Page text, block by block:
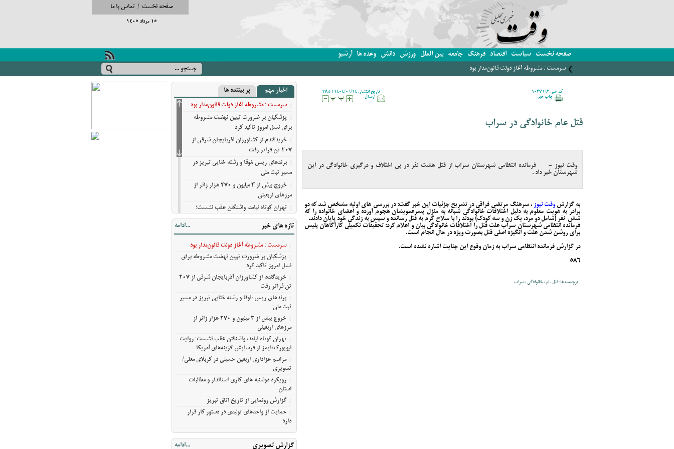
صفحه نخست / تماس با ما
15 مرداد 1405
صفحه نخست سیاست اقتصاد فرهنگ جامعه بین الملل ورزش دانش وعده ها آرشیو
سرمست : مشروطه آغاز دولت قانون‌مدار بود
کد خبر: 1037662
تاریخ انتشار: 1404/06/14 17:56
چاپ خبر
ارسال
قتل عام خانوادگی در سراب
وقت نیوز - فرمانده انتظامی شهرستان سراب از قتل هشت نفر در پی اختلاف و درگیری خانوادگی در این
شهرستان خبر داد .
به گزارشوقت نیوز ، سرهنگ مرتضی فراقی در تشریح جزئیات این خبر گفت: در بررسی های اولیه مشخص شد که دو
برادر به هویت معلوم به دلیل اختلافات خانوادگی شبانه به منزل پسرعمویشان هجوم آورده و اعضای خانواده را که
شش نفر (شامل دو مرد، یک زن و سه کودک) بودند را با سلاح گرم به قتل رسانده و سپس به زندگی خود پایان دادند.
فرمانده انتظامی شهرستان سراب علت قتل را اختلافات خانوادگی بیان و اعلام کرد: تحقیقات تکمیلی کارآگاهان پلیس
برای روشن شدن علت و انگیزه اصلی قتل بصورت ویژه در حال انجام است.
در گزارش فرمانده انتظامی سراب به زمان وقوع این جنایت اشاره نشده است.
586
برچسب ها: قتل ، ام ، خانوادگی ، سراب
اخبار مهم پر بیننده ها
سرمست : مشروطه آغاز دولت قانون‌مدار بود
پزشکیان بر ضرورت تبیین نهضت مشروطه
برای نسل امروز تاکید کرد
خریدگندم از کشاورزان آذربایجان شرقی از
207 تن فراتر رفت
برندهای ریس ،‌نوقا و رشته ختایی تبریز در
مسیر ثبت ملی
خروج بیش از ۳ میلیون و ۲۷۰ هزار زائر از
مرزهای اربعینی
تهران کوتاه نیامد، واشنگتن عقب نشست؛
روایت نیویورک‌تایمز از فرسایش گزینه‌های
آمریکا
مراسم عزاداری اربعین حسینی در کربلای
معلی/تصویری
رویکرد دوشنبه های کاری استاندار و مطالبات
گزارش رونمایی از تاریخ اتاق تبریز
حمایت از واحدهای تولیدی در دستور کار قرار
دارد
تازه های خبر ...ادامه
سرمست : مشروطه آغاز دولت قانون‌مدار بود
پزشکیان بر ضرورت تبیین نهضت مشروطه برای
نسل امروز تاکید کرد
خریدگندم از کشاورزان آذربایجان شرقی از 207
تن فراتر رفت
برندهای ریس ،‌نوقا و رشته ختایی تبریز در مسیر
ثبت ملی
خروج بیش از ۳ میلیون و ۲۷۰ هزار زائر از
مرزهای اربعینی
تهران کوتاه نیامد، واشنگتن عقب نشست؛ روایت
نیویورک‌تایمز از فرسایش گزینه‌های آمریکا
مراسم عزاداری اربعین حسینی در کربلای معلی/
تصویری
رویکرد دوشنبه های کاری استاندار و مطالبات
استان
گزارش رونمایی از تاریخ اتاق تبریز
حمایت از واحدهای تولیدی در دستور کار قرار
دارد
گزارش تصویری ...ادامه